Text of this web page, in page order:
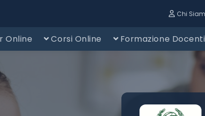
Chi
Online Corsi Online Formazione Docenti